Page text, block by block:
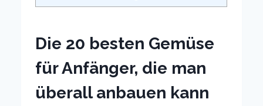
Die 20 besten Gemüse
für Anfänger, die man
überall anbauen kann